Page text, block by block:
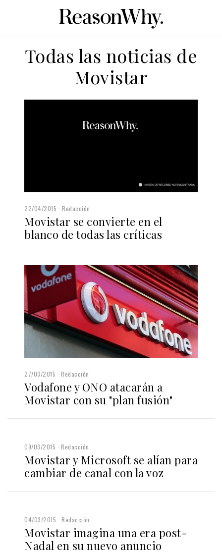
Todas las noticias de
Movistar
22/04/2015 Redacción
Movistar se convierte en el
blanco de todas las críticas
27/03/2015 Redacción
Vodafone y ONO atacarán a
Movistar con su "plan fusión"
09/03/2015 Redacción
Movistar y Microsoft se alían para
cambiar de canal con la voz
04/03/2015 Redacción
Movistar imagina una era post-
Nadal en su nuevo anuncio